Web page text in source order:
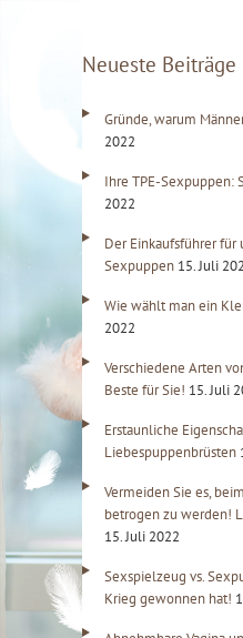
Neueste Beiträge
Gründe, warum
2022
Ihre TPE-Sexpuppen:
2022
Der Einkaufsführer
Sexpuppen 15. Juli
Wie wählt man ein
2022
Verschiedene Arten
Beste für Sie! 15. Juli
Erstaunliche
Liebespuppenbrüsten
Vermeiden Sie es,
betrogen zu werden!
15. Juli 2022
Sexspielzeug vs.
Krieg gewonnen hat!